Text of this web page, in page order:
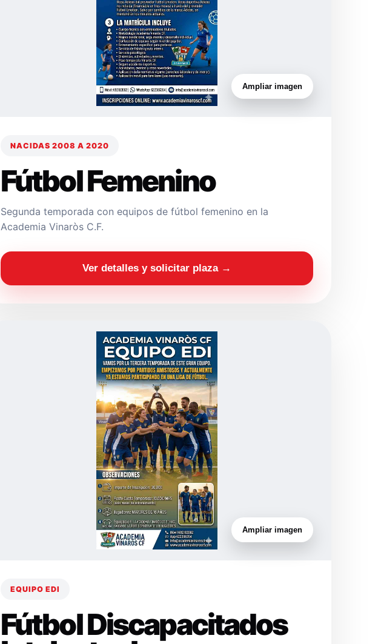
Ampliar imagen
NACIDAS 2008 A 2020
Fútbol Femenino
Segunda temporada con equipos de fútbol femenino en la
Academia Vinaròs C.F.
Ver detalles y solicitar plaza →
Ampliar imagen
EQUIPO EDI
Fútbol Discapacitados